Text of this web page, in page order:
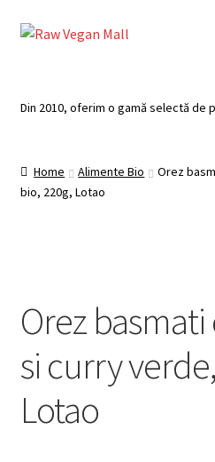
Skip
Skip
Categorii
Plată
Coș
Din 2010, oferim o gamă selectă de
Home Alimente Bio
Orez
bio, 220g, Lotao
Orez
si curry
Lotao